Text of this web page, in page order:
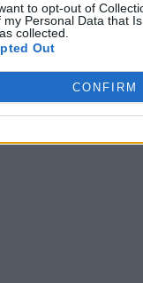
to opt-out of
my Personal Data that
collected.
Out
CONFIRM
Publicidad